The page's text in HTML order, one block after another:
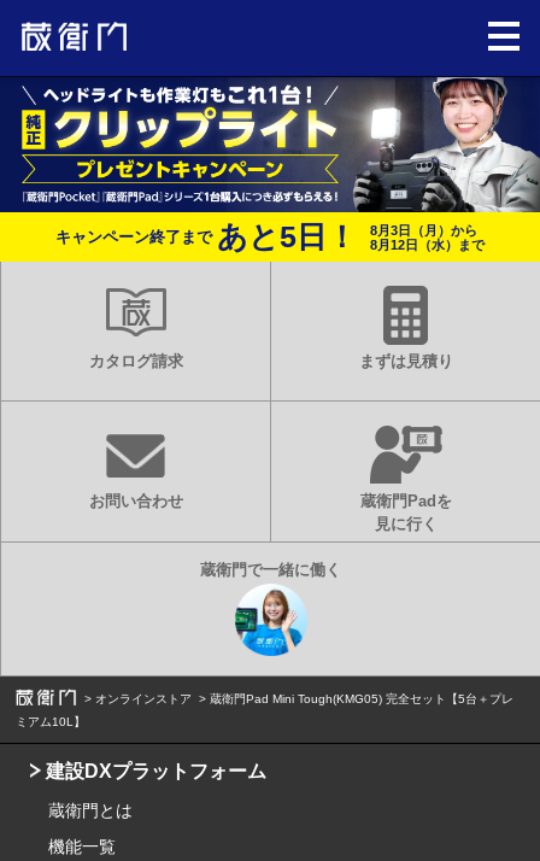
キャンペーン終了まで あと5 日！
8月3日（月）から
8月12日（水）まで
カタログ請求 まずは見積り
お問い合わせ
蔵衛門Padを
見に行く
オンラインストア
蔵衛門Pad Mini Tough(KMG05) 完全セット【5台＋プレ
ミアム10L】
建設DXプラットフォーム
蔵衛門とは
機能一覧